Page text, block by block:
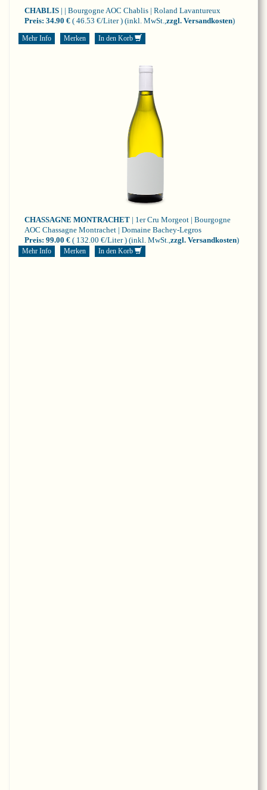
CHABLIS | | Bourgogne AOC Chablis | Roland Lavantureux
Preis: 34.90 € ( 46.53 €/Liter ) (inkl. MwSt., zzgl. Versandkosten)
Mehr Info Merken In den Korb
CHASSAGNE MONTRACHET | 1er Cru Morgeot | Bourgogne
AOC Chassagne Montrachet | Domaine Bachey-Legros
Preis: 99.00 € ( 132.00 €/Liter ) (inkl. MwSt., zzgl. Versandkosten)
Mehr Info Merken In den Korb